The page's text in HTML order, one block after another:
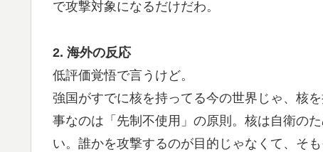
で攻撃対象になるだけだわ。
2. 海外の反応
低評価覚悟で言うけど。
強国がすでに核を持ってる今の世界じゃ、核
事なのは「先制不使用」の原則。核は自衛の
い。誰かを攻撃するのが目的じゃなくて、そ